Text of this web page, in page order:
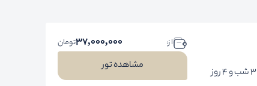
3 شب و 4 روز
ا ز: 37,000,000تومان
مشاهده تور